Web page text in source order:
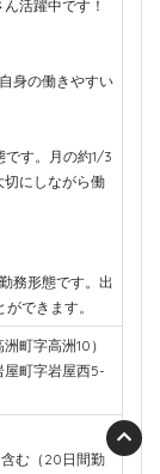
活躍中です！
身の働きやすい
す。月の約1/3
にしながら働
務形態です。出
できます。
町字高洲10）
屋町字岩屋西5-
む（20日間勤